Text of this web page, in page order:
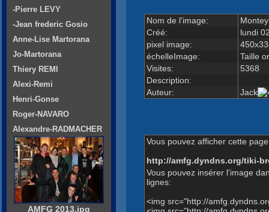
Nom de l'image:
Créé:
lundi
pixel image:
échelleImage:
Taille
Visites:
5368
Description:
Auteur:
Jack
Vous pouvez afficher cette
http://amfg.dyndns.org/tiki-
Vous pouvez insérer l'image
lignes:
<img src="http://
-Pierre LEVY
-Jean frederic Gosio
Anne-Lise Martorana
Jo-Martorana
Thiery REMI
Alexi-Remi
Henri-Gonse
Roger-NAVARO
Alexandre-RADMACHER
AMFG 2013.jpg